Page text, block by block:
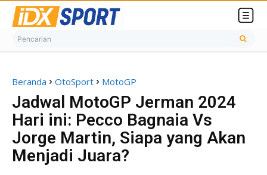
Pencarian
Beranda OtoSport MotoGP
Jadwal MotoGP Jerman 2024
Hari ini: Pecco Bagnaia Vs
Jorge Martin, Siapa yang Akan
Menjadi Juara?